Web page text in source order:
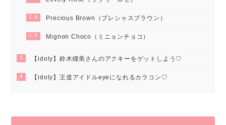
2.4 Precious Brown（プレシャスブラウン）
2.5 Mignon Choco（ミニョンチョコ）
3 【idoly】鈴木瞳美さんのアクキーをゲットしよう♡
4 【idoly】王道アイドルeyeになれるカラコン♡